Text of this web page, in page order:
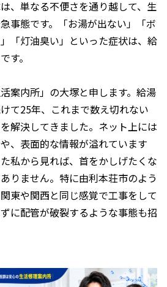
、単なる不便さを通り越して、生
事態です。「お湯が出ない」「ボ
「灯油臭い」といった症状は、給
す。
案内所」の大塚と申します。給湯
て25年、これまで数え切れない
解決してきました。ネット上には
、表面的な情報が溢れています
私から見れば、首をかしげたくな
りません。特に由利本荘市のよう
東や関西と同じ感覚で工事をして
に配管が破裂するような事態も招